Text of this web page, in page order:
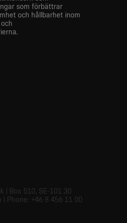
som förbättrar
och hållbarhet inom
| Box 510, SE-101 30
| Phone: +46 8 456 11 00